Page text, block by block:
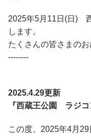
2025年5月11日(日)
します。
たくさんの皆さまの
--------
2025.4.29更新
『西蔵王公園 ラジ
この度、2025年4月